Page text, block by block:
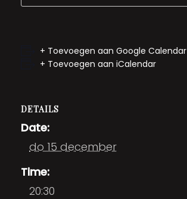
+ Toevoegen aan Google Calendar
+ Toevoegen aan iCalendar
DETAILS
Date:
do 15 december
Time:
20:30